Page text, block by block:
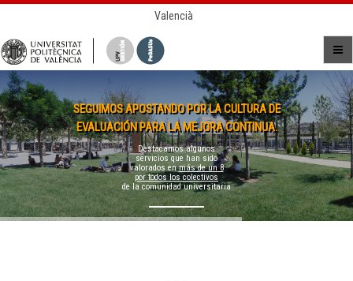
Valencià
SEGUIMOS APOSTANDO POR LA CULTURA DE
EVALUACIÓN PARA LA MEJORA CONTINUA.
Destacamos algunos
servicios que han sido
valorados enmás de un 8
por todos los colectivos
de la comunidad universitaria